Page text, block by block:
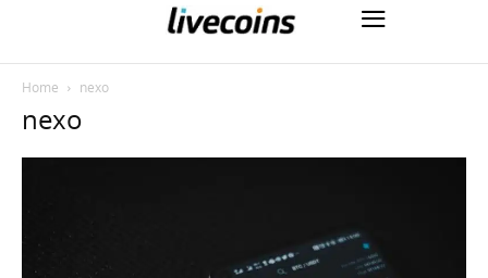
Home nexo
nexo